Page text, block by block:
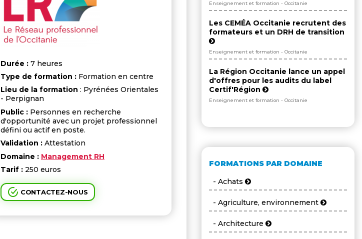
Durée :7 heures
Type de formation :Formation en centre
Lieu de la formation : Pyrénées Orientales
- Perpignan
Public :Personnes en recherche
d'opportunité avec un projet professionnel
défini ou actif en poste.
Validation :Attestation
Domaine : Management RH
Tarif :250 euros
CONTACTEZ-NOUS
Enseignement et formation - Occitanie
Les CEMÉA Occitanie recrutent des
formateurs et un DRH de transition
Enseignement et formation - Occitanie
La Région Occitanie lance un appel
d'offres pour les audits du label
Certif'Région
Enseignement et formation - Occitanie
FORMATIONS PAR DOMAINE
- Achats
- Agriculture, environnement
- Architecture